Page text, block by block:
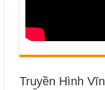
Truyền Hình